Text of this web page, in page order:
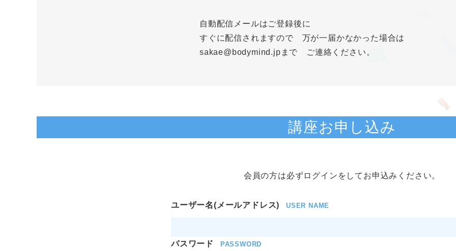
自動配信メールはご登録後に
すぐに配信されますので 万が一届かなかった場合は
sakae@bodymind.jpまで ご連絡ください。
講座お申し込み
会員の方は必ずログインをしてお申込みください。
ユーザー名(メールアドレス) USER NAME
パスワード PASSWORD